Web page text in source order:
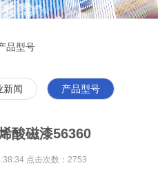
品型号
新闻 产品型号
酸磁漆56360
点击次数：2753